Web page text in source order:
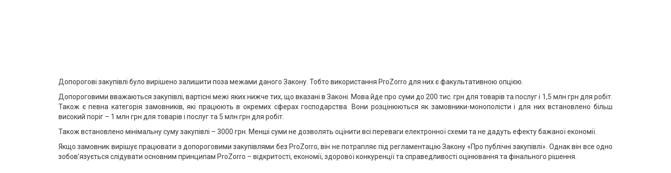
Допорогові закупівлі було вирішено залишити поза межами даного Закону. Тобто використання ProZorro для них є факультативною опцією.
Допороговими вважаються закупівлі, вартісні межі яких нижче тих, що вказані в Законі. Мова йде про суми до 200 тис. грн для товарів та послуг і 1,5 млн грн для робіт.
Також є певна категорія замовників, які працюють в окремих сферах господарства. Вони розцінюються як замовники-монополісти і для них встановлено більш
високий поріг – 1 млн грн для товарів і послуг та 5 млн грн для робіт.
Також встановлено мінімальну суму закупівлі – 3000 грн. Менші суми не дозволять оцінити всі переваги електронної схеми та не дадуть ефекту бажаної економії.
Якщо замовник вирішує працювати з допороговими закупівлями без ProZorro, він не потрапляє під регламентацію Закону «Про публічні закупівлі». Однак він все одно
зобов’язується слідувати основним принципам ProZorro – відкритості, економії, здорової конкуренції та справедливості оцінювання та фінального рішення.